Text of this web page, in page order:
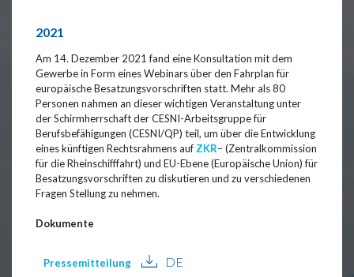
2021
Am 14. Dezember 2021 fand eine Konsultation mit dem
Gewerbe in Form eines Webinars über den Fahrplan für
europäische Besatzungsvorschriften statt. Mehr als 80
Personen nahmen an dieser wichtigen Veranstaltung unter
der Schirmherrschaft der CESNI-Arbeitsgruppe für
Berufsbefähigungen (CESNI/QP) teil, um über die Entwicklung
eines künftigen Rechtsrahmens aufZKR– (Zentralkommission
für die Rheinschifffahrt) und EU-Ebene (Europäische Union) für
Besatzungsvorschriften zu diskutieren und zu verschiedenen
Fragen Stellung zu nehmen.
Dokumente
Pressemitteilung DE